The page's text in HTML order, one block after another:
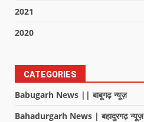
2021
2020
CATEGORIES
Babugarh News || बाबूगढ़ न्यूज़
Bahadurgarh News | बहादुरगढ़ न्यूज़